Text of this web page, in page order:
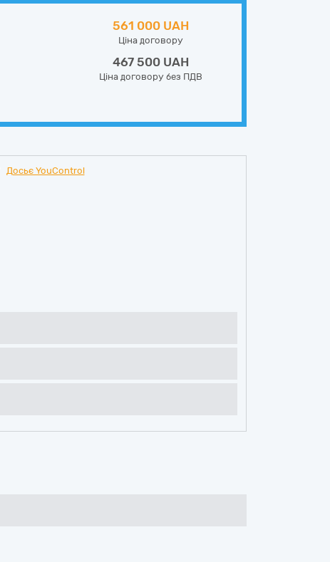
561 000 UAH
Ціна договору
467 500 UAH
Ціна договору без ПДВ
Досьє YouControl